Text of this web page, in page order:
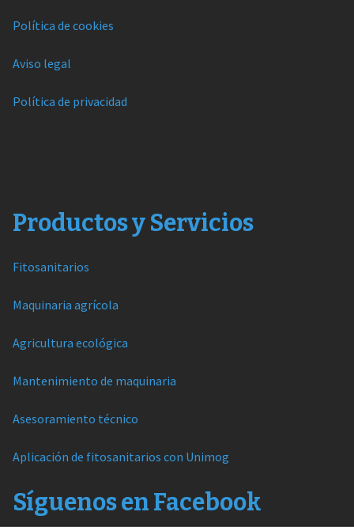
Política de cookies
Aviso legal
Política de privacidad
Productos y Servicios
Fitosanitarios
Maquinaria agrícola
Agricultura ecológica
Mantenimiento de maquinaria
Asesoramiento técnico
Aplicación de fitosanitarios con Unimog
Síguenos en Facebook